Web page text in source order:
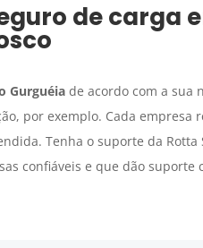
de carga
Gurguéiade acordo com a sua
por exemplo. Cada empresa
Tenha o suporte da Rotta
confiáveis e que dão suporte